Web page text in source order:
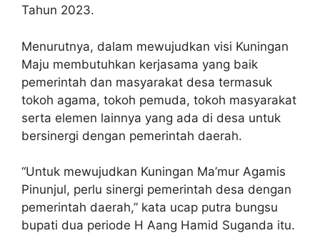
Tahun 2023.
Menurutnya, dalam mewujudkan visi Kuningan
Maju membutuhkan kerjasama yang baik
pemerintah dan masyarakat desa termasuk
tokoh agama, tokoh pemuda, tokoh masyarakat
serta elemen lainnya yang ada di desa untuk
bersinergi dengan pemerintah daerah.
“Untuk mewujudkan Kuningan Ma’mur Agamis
Pinunjul, perlu sinergi pemerintah desa dengan
pemerintah daerah,” kata ucap putra bungsu
bupati dua periode H Aang Hamid Suganda itu.